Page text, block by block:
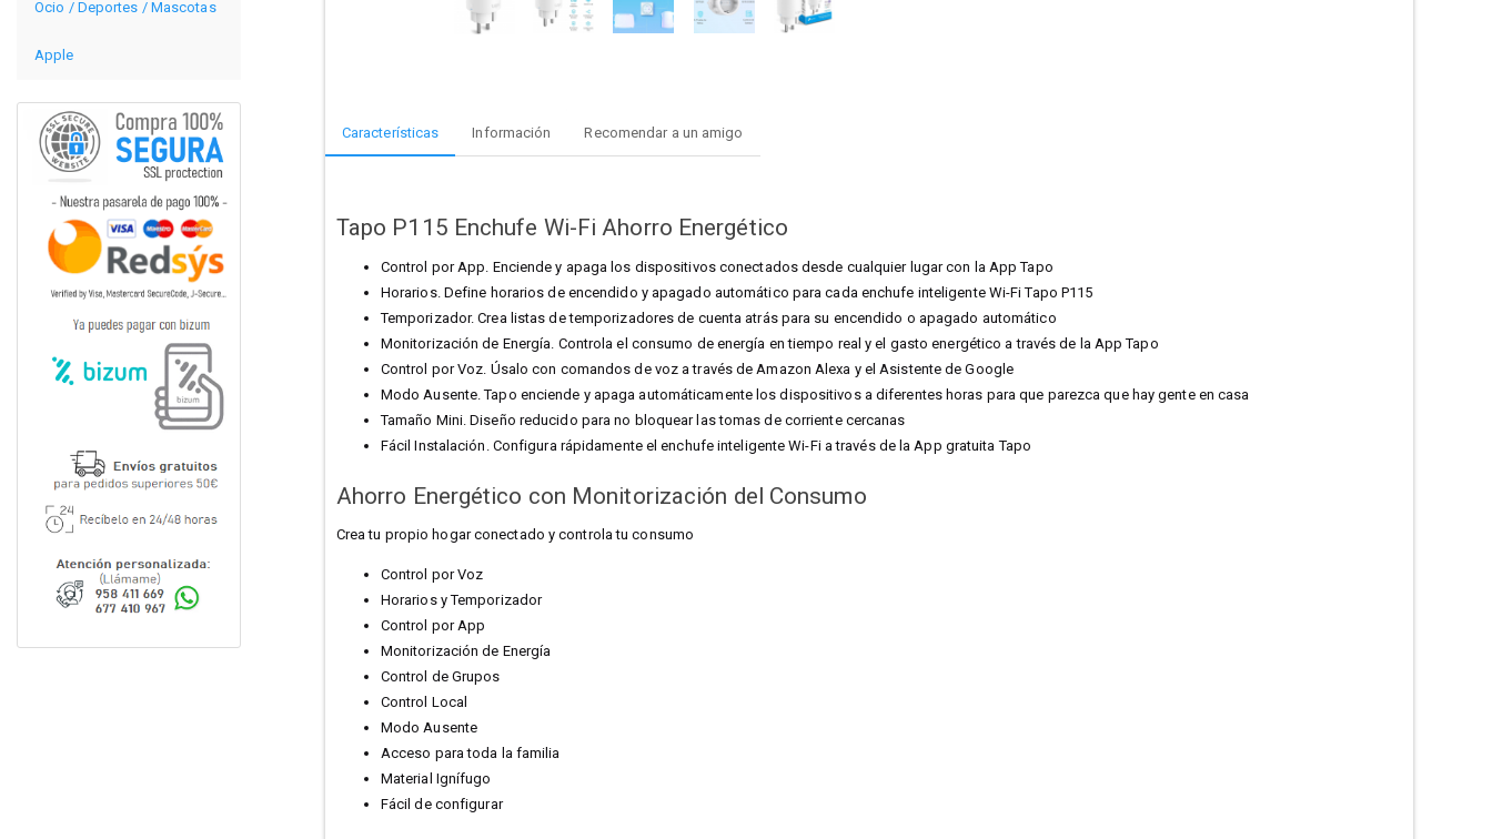
Ocio / Deportes / Mascotas
Apple
Características Información Recomendar a un amigo
Tapo P115 Enchufe Wi-Fi Ahorro Energético
Control por App. Enciende y apaga los dispositivos conectados desde cualquier lugar con la App Tapo
Horarios. Define horarios de encendido y apagado automático para cada enchufe inteligente Wi-Fi Tapo P115
Temporizador. Crea listas de temporizadores de cuenta atrás para su encendido o apagado automático
Monitorización de Energía. Controla el consumo de energía en tiempo real y el gasto energético a través de la App Tapo
Control por Voz. Úsalo con comandos de voz a través de Amazon Alexa y el Asistente de Google
Modo Ausente. Tapo enciende y apaga automáticamente los dispositivos a diferentes horas para que parezca que hay gente en casa
Tamaño Mini. Diseño reducido para no bloquear las tomas de corriente cercanas
Fácil Instalación. Configura rápidamente el enchufe inteligente Wi-Fi a través de la App gratuita Tapo
Ahorro Energético con Monitorización del Consumo
Crea tu propio hogar conectado y controla tu consumo
Control por Voz
Horarios y Temporizador
Control por App
Monitorización de Energía
Control de Grupos
Control Local
Modo Ausente
Acceso para toda la familia
Material Ignífugo
Fácil de configurar